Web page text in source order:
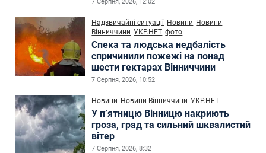
Надзвичайні ситуації Новини Новини
Вінниччини УКР.НЕТ фото
Спека та людська недбалість
спричинили пожежі на понад
шести гектарах Вінниччини
7 Серпня, 2026, 10:52
Новини Новини Вінниччини УКР.НЕТ
У п’ятницю Вінницю накриють
гроза, град та сильний шквалистий
вітер
7 Серпня, 2026, 8:32